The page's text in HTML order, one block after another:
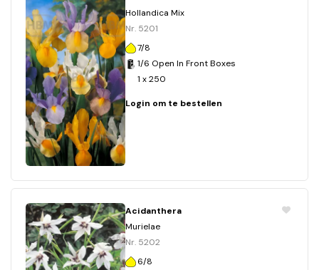
Hollandica Mix
Nr. 5201
7/8
1/6 Open In Front Boxes
1 x 250
Login om te bestellen
Acidanthera
Murielae
Nr. 5202
6/8